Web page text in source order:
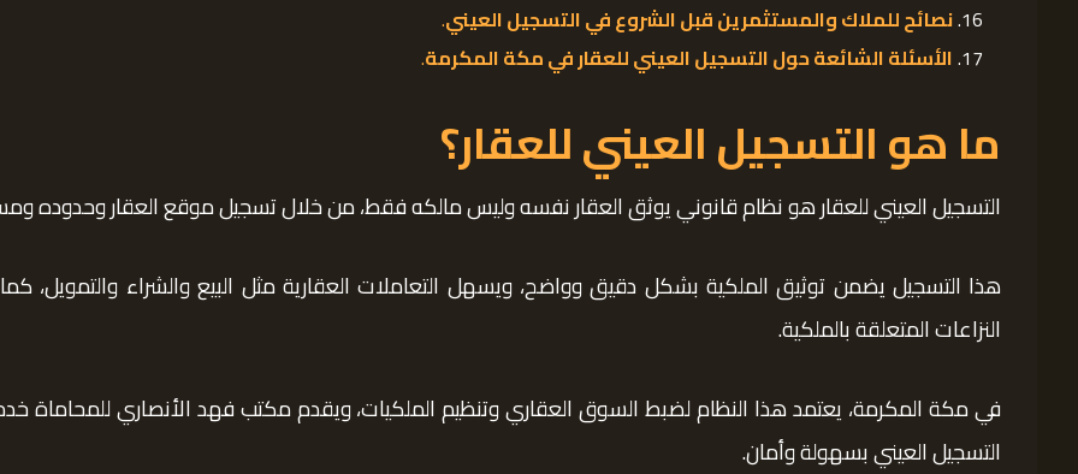
نصائح للملاك والمستثمرين قبل الشروع في التسجيل العيني.
الأسئلة الشائعة حول التسجيل العيني للعقار في مكة المكرمة.
ما هو التسجيل العيني للعقار؟
التسجيل العيني للعقار هو نظام قانوني يوثق العقار نفسه وليس مالكه فقط، من خلال تسجيل موقع العقار
هذا التسجيل يضمن توثيق الملكية بشكل دقيق وواضح، ويسهل التعاملات العقارية مثل البيع والشراء والتمويل،
النزاعات المتعلقة بالملكية.
في مكة المكرمة، يعتمد هذا النظام لضبط السوق العقاري وتنظيم الملكيات، ويقدم مكتب فهد الأنصاري
التسجيل العيني بسهولة وأمان.